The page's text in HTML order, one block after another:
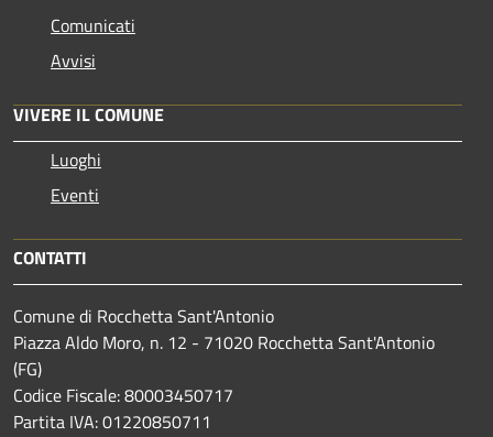
Comunicati
Avvisi
VIVERE IL COMUNE
Luoghi
Eventi
CONTATTI
Comune di Rocchetta Sant'Antonio
Piazza Aldo Moro, n. 12 - 71020 Rocchetta Sant'Antonio
(FG)
Codice Fiscale: 80003450717
Partita IVA: 01220850711